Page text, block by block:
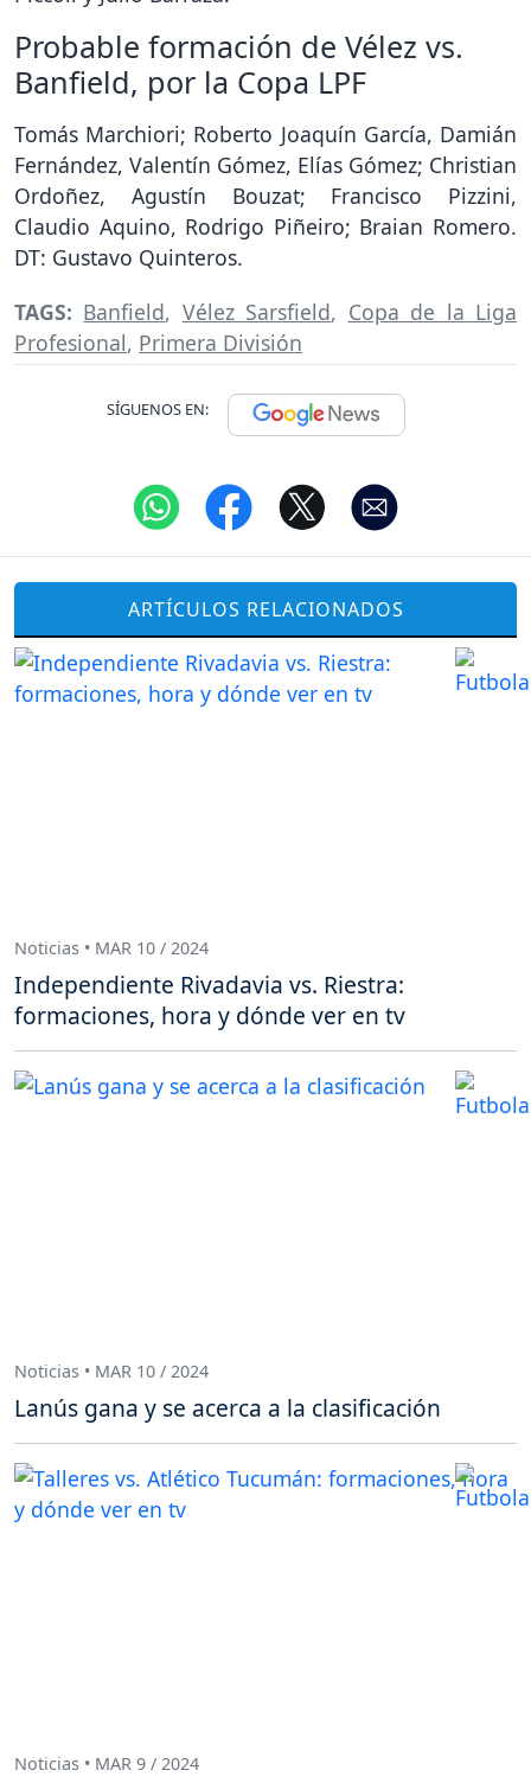
Probable formación de Vélez vs.
Banfield, por la Copa LPF
Tomás Marchiori; Roberto Joaquín García, Damián
Fernández, Valentín Gómez, Elías Gómez; Christian
Ordoñez, Agustín Bouzat; Francisco Pizzini,
Claudio Aquino, Rodrigo Piñeiro; Braian Romero.
DT: Gustavo Quinteros.
TAGS: Banfield, Vélez Sarsfield, Copa de la Liga
Profesional, Primera División
SÍGUENOS EN:
ARTÍCULOS RELACIONADOS
Noticias • MAR 10 / 2024
Independiente Rivadavia vs. Riestra:
formaciones, hora y dónde ver en tv
Noticias • MAR 10 / 2024
Lanús gana y se acerca a la clasificación
Noticias • MAR 9 / 2024